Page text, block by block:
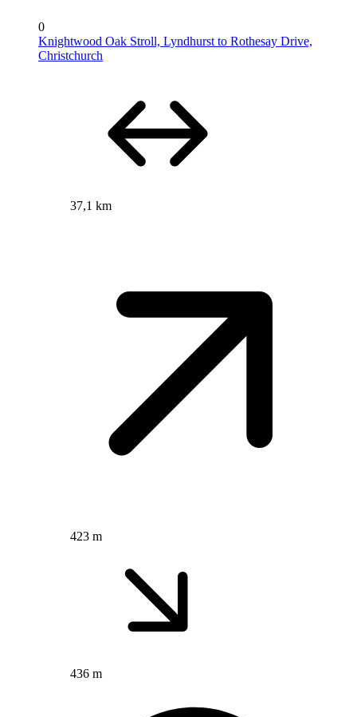
0
Knightwood Oak Stroll, Lyndhurst to Rothesay Drive,
Christchurch
37,1 km
423 m
436 m